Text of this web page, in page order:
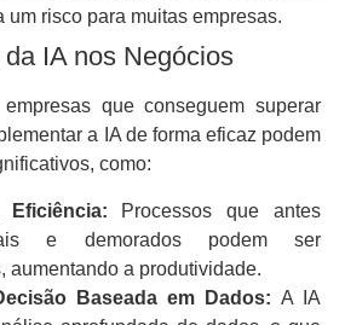
um risco para muitas empresas.
IA nos Negócios
que conseguem superar
a IA de forma eficaz podem
como:
Processos que antes
e demorados podem ser
aumentando a produtividade.
Baseada em Dados: A IA